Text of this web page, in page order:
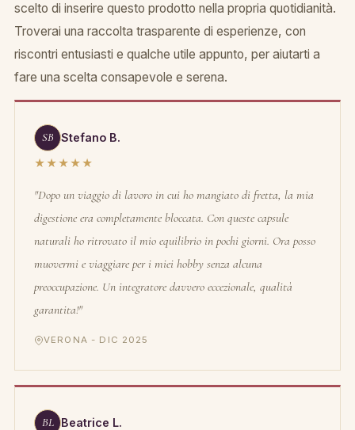
scelto di inserire questo prodotto nella propria quotidianità.
Troverai una raccolta trasparente di esperienze, con
riscontri entusiasti e qualche utile appunto, per aiutarti a
fare una scelta consapevole e serena.
SB Stefano B.
★★★★★
"Dopo un viaggio di lavoro in cui ho mangiato di fretta, la mia
digestione era completamente bloccata. Con queste capsule
naturali ho ritrovato il mio equilibrio in pochi giorni. Ora posso
muovermi e viaggiare per i miei hobby senza alcuna
preoccupazione. Un integratore davvero eccezionale, qualità
garantita!"
VERONA - DIC 2025
BL Beatrice L.